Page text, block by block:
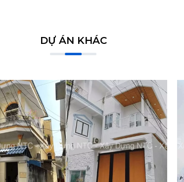
DỰ ÁN KHÁC